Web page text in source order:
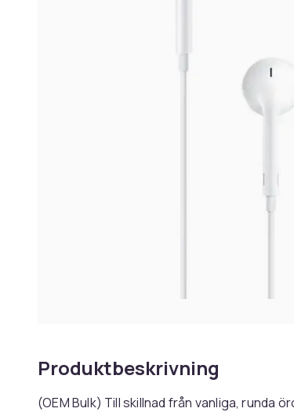
Produktbeskrivning
(OEM Bulk) Till skillnad från vanliga, runda